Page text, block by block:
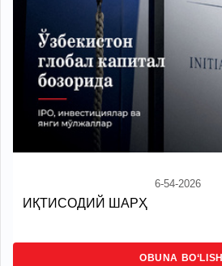
6-54-2026
ИҚТИСОДИЙ ШАРҲ
OBUNA BO‘LISH